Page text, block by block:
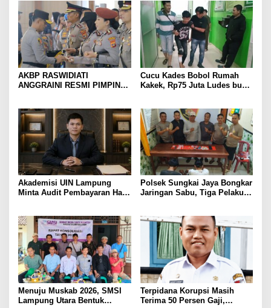
AKBP RASWIDIATI
ANGGRAINI RESMI PIMPIN
KAMTIBMAS DAN
PELAYANAN PRESISI
Cucu Kades Bobol Rumah
Kakek, Rp75 Juta Ludes buat
Akademisi UIN Lampung
Minta Audit Pembayaran Hak
Berlarut
Polsek Sungkai Jaya Bongkar
Jaringan Sabu, Tiga Pelaku
Menuju Muskab 2026, SMSI
Lampung Utara Bentuk
Terpidana Korupsi Masih
Terima 50 Persen Gaji,